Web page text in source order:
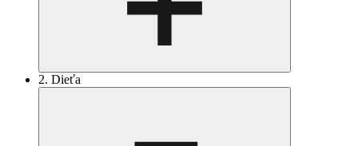
2. Dieťa